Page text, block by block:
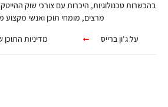
בהכשרות טכנולוגיות, היכרות עם צורכי שוק
מרצים, מומחי תוכן ואנשי מקצוע
על ג'ון ברייס
מדיניות התוכן